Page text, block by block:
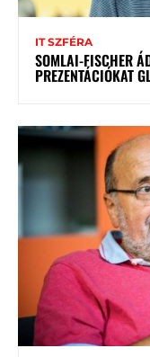
IT SZFÉRA
SOMLAI-FISCHER
PREZENTÁCIÓKAT